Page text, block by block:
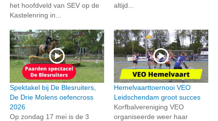
het hoofdveld van SEV op de
Kastelenring in...
altijd...
Spektakel bij De Blesruiters,
De Drie Molens oefencross
2026
Op zondag 17 mei is de 3
Hemelvaarttoernooi VEO
Leidschendam groot succes
Korfbalvereniging VEO
organiseerde weer haar